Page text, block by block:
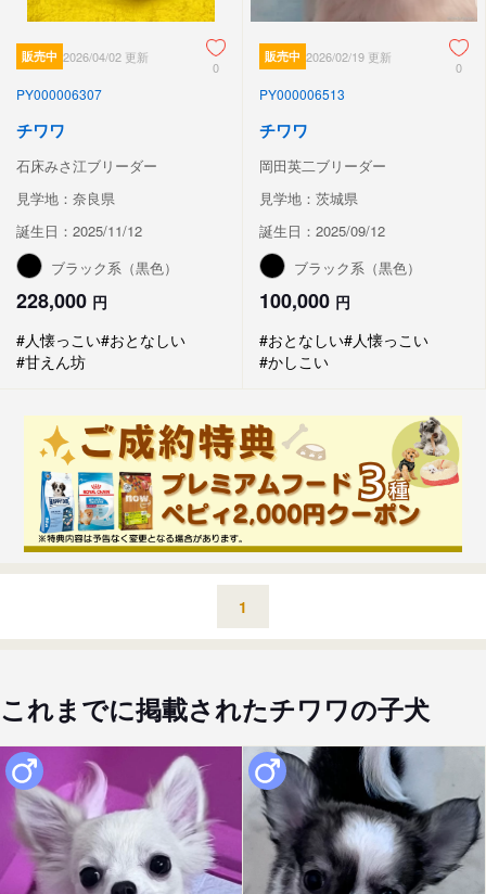
販売中 2026/04/02 更新
0
PY000006307
チワワ
石床みさ江ブリーダー
見学地：奈良県
誕生日：2025/11/12
ブラック系（黒色）
228,000 円
#人懐っこい#おとなしい
#甘えん坊
販売中 2026/02/19 更新
0
PY000006513
チワワ
岡田英二ブリーダー
見学地：茨城県
誕生日：2025/09/12
ブラック系（黒色）
100,000 円
#おとなしい#人懐っこい
#かしこい
1
これまでに掲載されたチワワの子犬